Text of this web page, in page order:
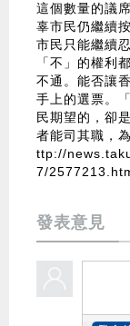
這個數量的議
辜市民仍繼續
市民只能繼續
「不」的權利
不通。能否讓
手上的選票。
民期望的，卻
者能司其職，
ttp://
7/
發表意見